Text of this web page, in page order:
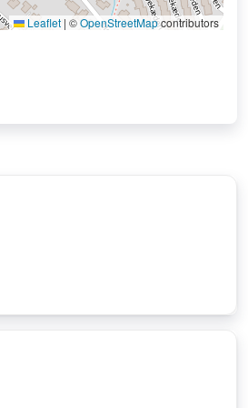
Leaflet | ©OpenStreetMapcontributors